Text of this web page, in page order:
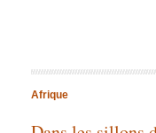
Afrique